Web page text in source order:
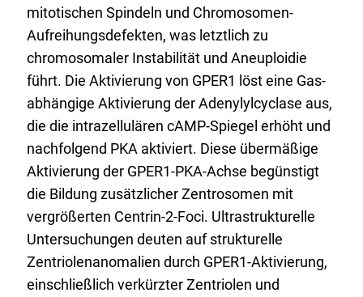
mitotischen Spindeln und Chromosomen-
Aufreihungsdefekten, was letztlich zu
chromosomaler Instabilität und Aneuploidie
führt. Die Aktivierung von GPER1 löst eine Gas-
abhängige Aktivierung der Adenylylcyclase aus,
die die intrazellulären cAMP-Spiegel erhöht und
nachfolgend PKA aktiviert. Diese übermäßige
Aktivierung der GPER1-PKA-Achse begünstigt
die Bildung zusätzlicher Zentrosomen mit
vergrößerten Centrin-2-Foci. Ultrastrukturelle
Untersuchungen deuten auf strukturelle
Zentriolenanomalien durch GPER1-Aktivierung,
einschließlich verkürzter Zentriolen und